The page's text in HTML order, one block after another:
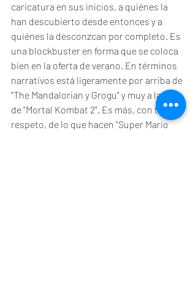
caricatura en sus inicios, a quiénes la
han descubierto desde entonces y a
quiénes la desconzcan por completo. Es
una blockbuster en forma que se coloca
bien en la oferta de verano. En términos
narrativos está ligeramente por arriba de
"The Mandalorian y Grogu" y muy a la par
de "Mortal Kombat 2". Es más, con todo
respeto, de lo que hacen "Super Mario